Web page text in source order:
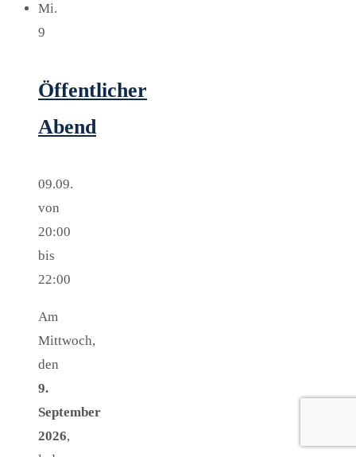
Mi.
9
Öffentlicher
Abend
09.09.
von
20:00
bis
22:00
Am
Mittwoch,
den
9.
September
2026,